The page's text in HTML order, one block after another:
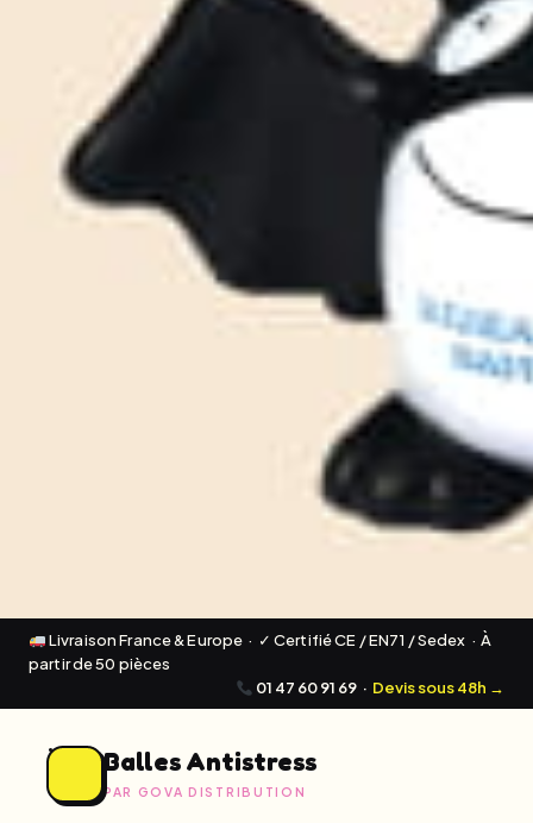
Livraison France & Europe · ✓ Certifié CE / EN71 / Sedex · À
partir de 50 pièces
01 47 60 91 69 · Devis sous 48h →
Balles Antistress
PAR GOVA DISTRIBUTION